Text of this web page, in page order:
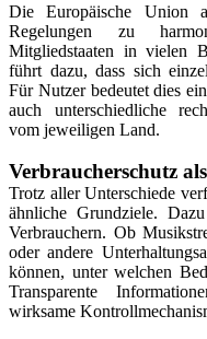
Die Europäische Union
Regelungen zu
Mitgliedstaaten in vielen
führt dazu, dass sich
Für Nutzer bedeutet dies
auch unterschiedliche
vom jeweiligen Land.
Verbraucherschutz
Trotz aller Unterschiede
ähnliche Grundziele.
Verbrauchern. Ob
oder andere
können, unter welchen
Transparente
wirksame